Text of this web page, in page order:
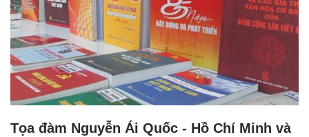
Tọa đàm Nguyễn Ái Quốc - Hồ Chí Minh và